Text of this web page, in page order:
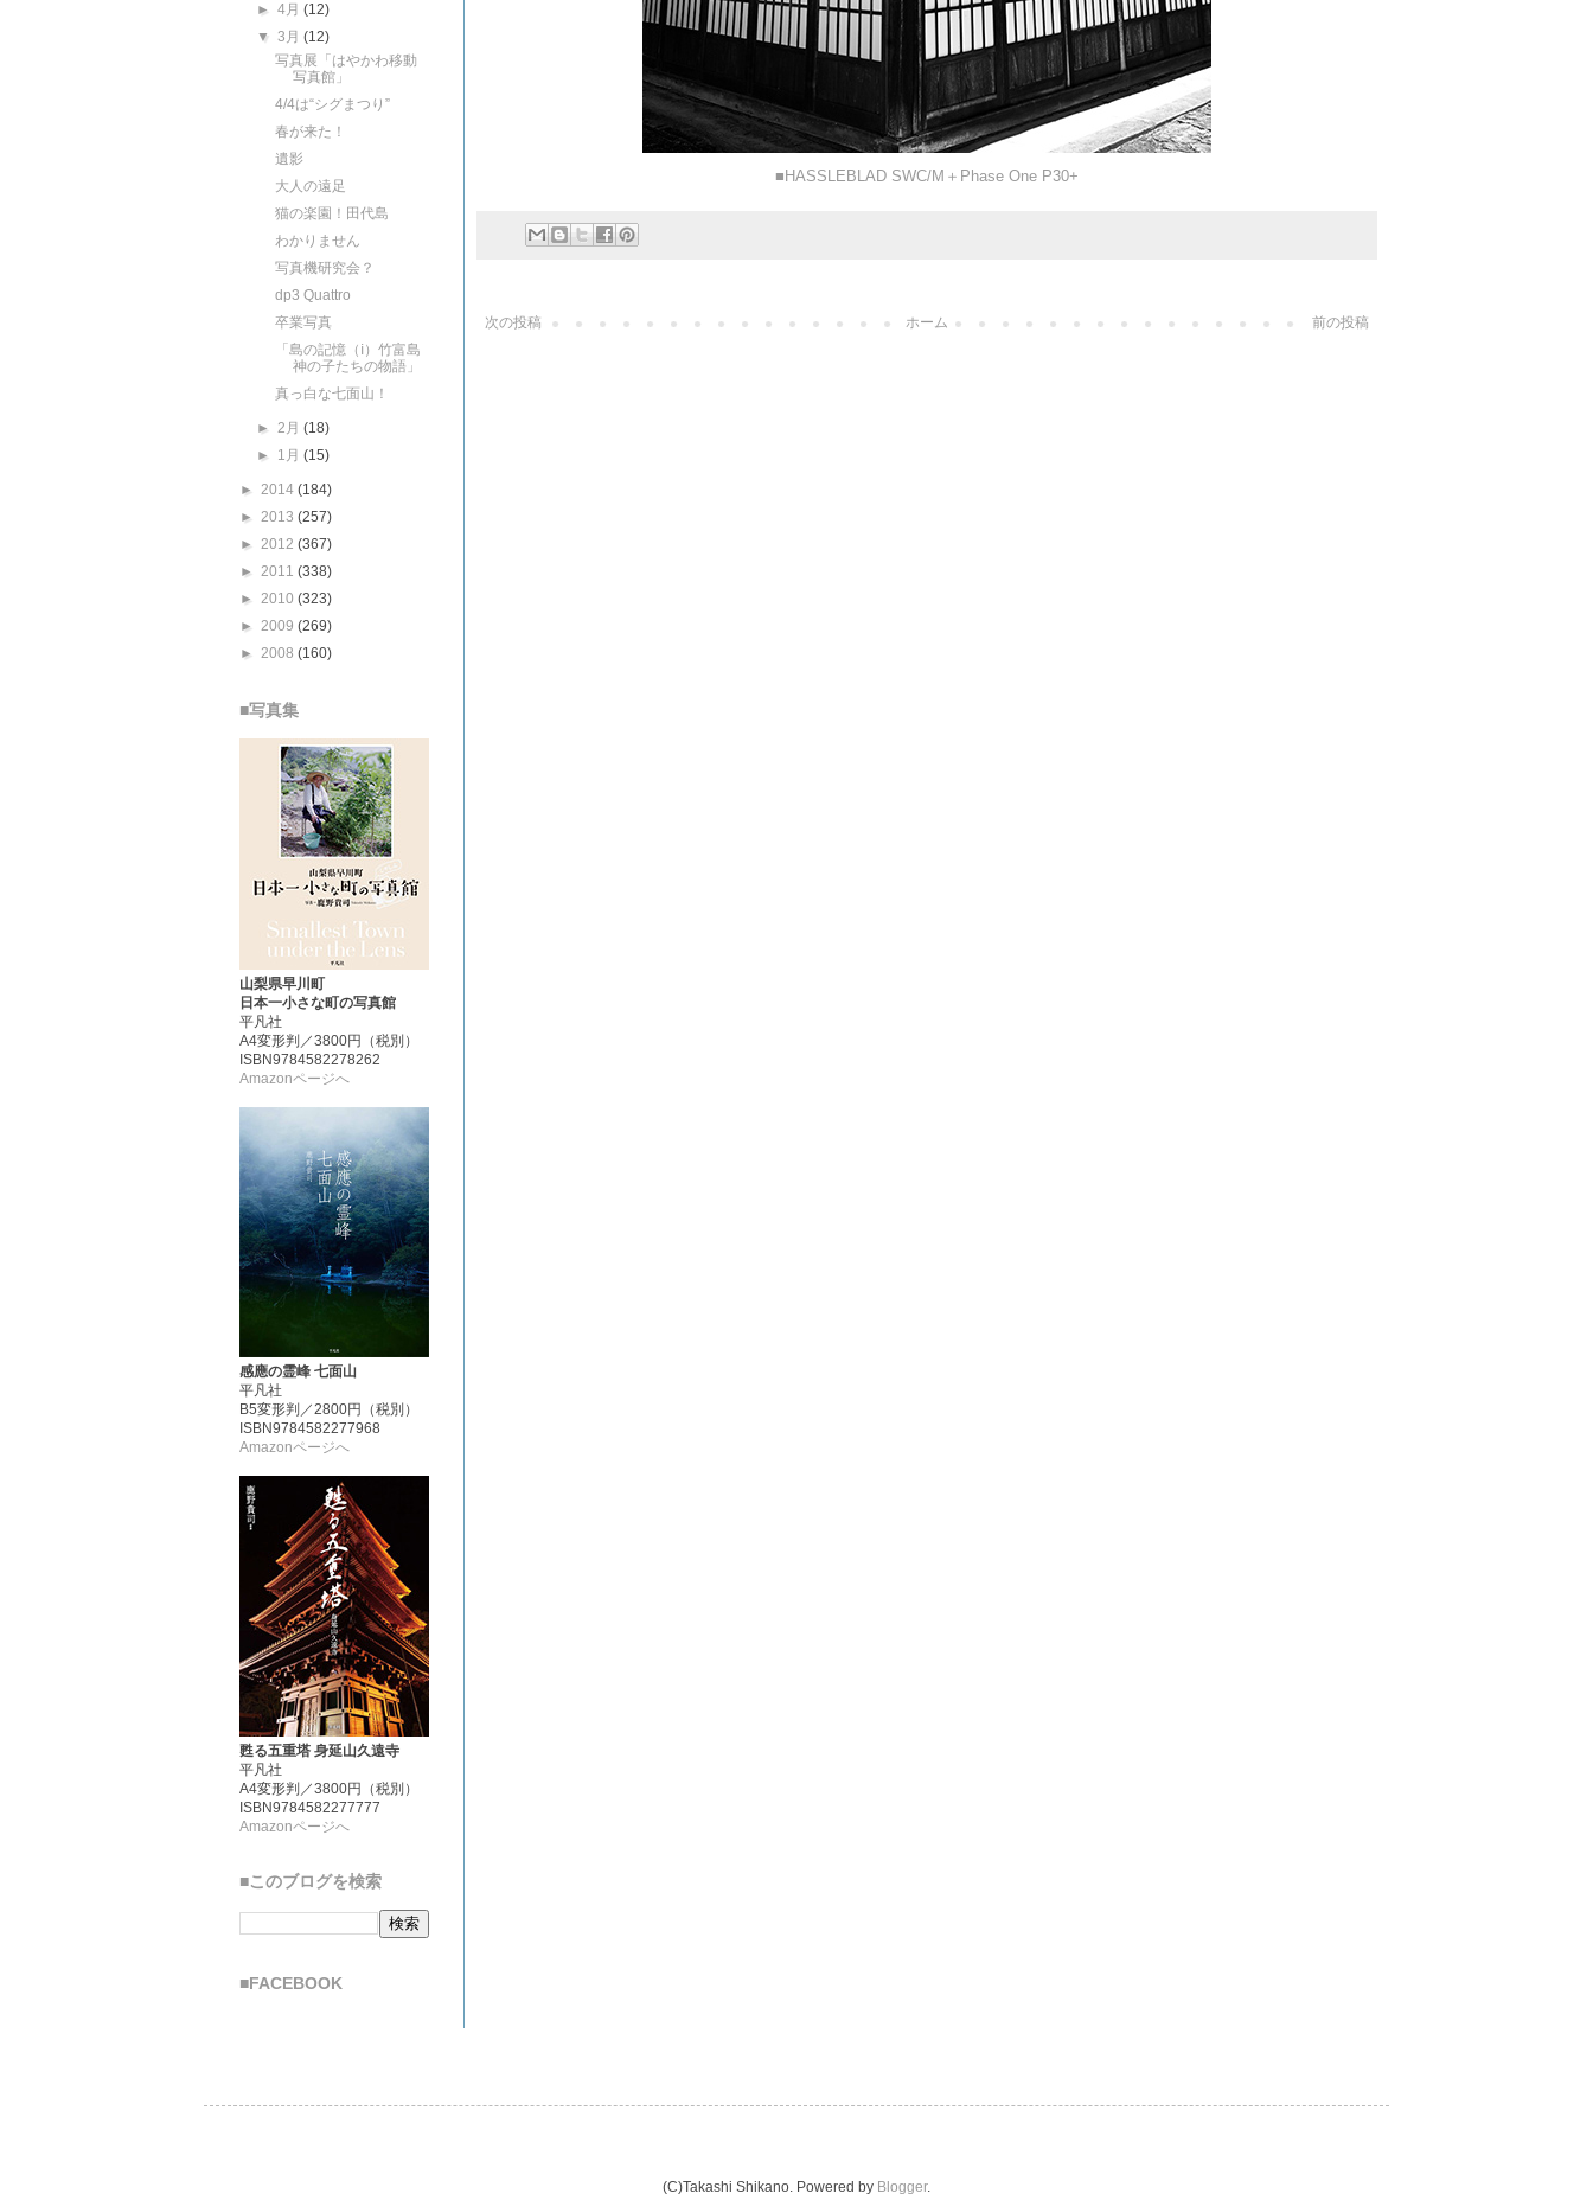
■HASSLEBLAD SWC/M＋Phase One P30+
次の投稿 前の投稿
ホーム
►4月(12)
▼3月(12)
写真展「はやかわ移動
写真館」
4/4は“シグまつり”
春が来た！
遺影
大人の遠足
猫の楽園！田代島
わかりません
写真機研究会？
dp3 Quattro
卒業写真
「島の記憶（ⅰ）竹富島
神の子たちの物語」
真っ白な七面山！
►2月(18)
► 1月(15)
► 2014 (184)
► 2013 (257)
► 2012 (367)
► 2011 (338)
► 2010 (323)
► 2009 (269)
► 2008 (160)
■写真集
山梨県早川町
日本一小さな町の写真館
平凡社
A4変形判／3800円（税別）
ISBN9784582278262
Amazonページへ
感應の霊峰 七面山
平凡社
B5変形判／2800円（税別）
ISBN9784582277968
Amazonページへ
甦る五重塔 身延山久遠寺
平凡社
A4変形判／3800円（税別）
ISBN9784582277777
Amazonページへ
■このブログを検索
■FACEBOOK
(C)Takashi Shikano. Powered by Blogger.